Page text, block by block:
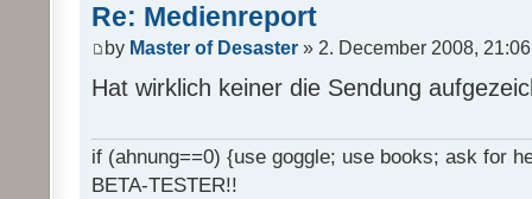
Re: Medienreport
by Master of Desaster » 2. December 2008, 21:06
Hat wirklich keiner die Sendung
if (ahnung==0) {use goggle; use books; ask for
BETA-TESTER!!